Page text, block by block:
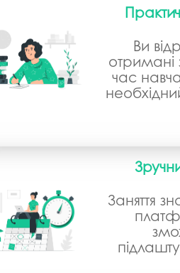
Ви
отримані
час
Заняття